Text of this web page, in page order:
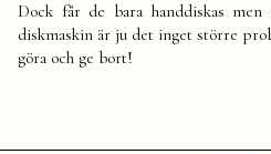
Dock får de bara handdiskas
diskmaskin är ju det inget större
göra och ge bort!